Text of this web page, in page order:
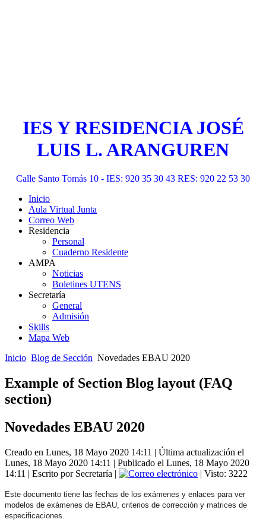
IES Y RESIDENCIA JOSÉ
LUIS L. ARANGUREN
Calle Santo Tomás 10 - IES: 920 35 30 43 RES: 920 22 53 30
Inicio
Aula Virtual Junta
Correo Web
Residencia
Personal
Cuaderno Residente
AMPA
Noticias
Boletines UTENS
Secretaría
General
Admisión
Skills
Mapa Web
Inicio Blog de Sección Novedades EBAU 2020
Example of Section Blog layout (FAQ
section)
Novedades EBAU 2020
Creado en Lunes, 18 Mayo 2020 14:11 | Última actualización el
Lunes, 18 Mayo 2020 14:11 | Publicado el Lunes, 18 Mayo 2020
14:11 | Escrito por Secretaría | | Visto: 3222
Este documento tiene las fechas de los exámenes y enlaces para ver
modelos de exámenes de EBAU, criterios de corrección y matrices de
especificaciones.